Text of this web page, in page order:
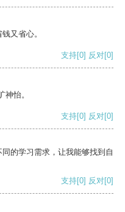
又省心。
支持[0] 反对[0]
怡。
支持[0] 反对[0]
的学习需求，让我能够找到自
支持[0] 反对[0]